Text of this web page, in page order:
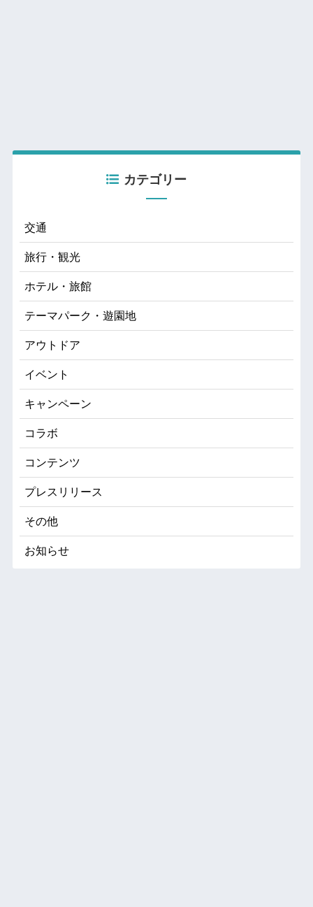
カテゴリー
交通
旅行・観光
ホテル・旅館
テーマパーク・遊園地
アウトドア
イベント
キャンペーン
コラボ
コンテンツ
プレスリリース
その他
お知らせ